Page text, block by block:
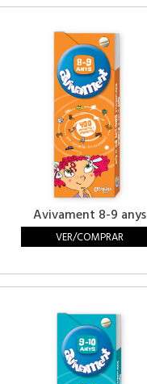
Avivament 8-9 anys
VER/COMPRAR